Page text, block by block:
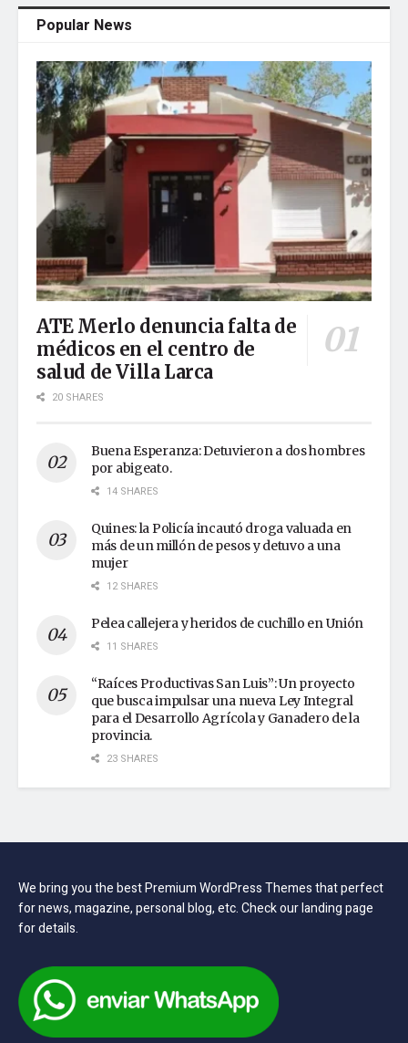
Popular News
ATE Merlo denuncia falta de
médicos en el centro de
salud de Villa Larca
20 SHARES
Buena Esperanza: Detuvieron a dos hombres
por abigeato.
14 SHARES
Quines: la Policía incautó droga valuada en
más de un millón de pesos y detuvo a una
mujer
12 SHARES
Pelea callejera y heridos de cuchillo en Unión
11 SHARES
“Raíces Productivas San Luis”: Un proyecto
que busca impulsar una nueva Ley Integral
para el Desarrollo Agrícola y Ganadero de la
provincia.
23 SHARES
We bring you the best Premium WordPress Themes that perfect
for news, magazine, personal blog, etc. Check our landing page
for details.